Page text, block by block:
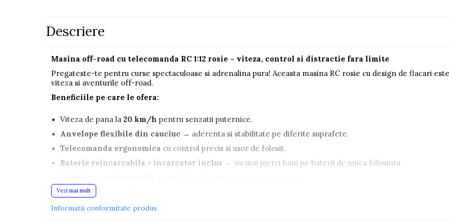
Saltelute si centre de activitati
Set Avioane si submarine
Trenuri cu sine
Vehicule de constructii
Descriere
Masina off-road cu telecomanda RC 1:12 rosie – viteza, control si distractie fara limite
Pregateste-te pentru curse spectaculoase si adrenalina pura! Aceasta masina RC rosie cu design de flacari
viteza si aventurile off-road.
Beneficiile pe care le ofera:
Viteza de pana la 20 km/h pentru senzatii puternice.
Anvelope flexibile din cauciuc → aderenta si stabilitate pe diferite suprafete.
Telecomanda ergonomica cu control precis si usor de folosit.
Baterie reincarcabila + incarcator inclus → nu mai pierzi bani pe baterii de unica folosinta.
👦Povestea unui mic pasionat de masini:
blocului. Prietenii mei au ramas uimiti cat de repede se misca si cat de usor o pot controla. E ca si cum as avea
Vezi mai mult
Informatii conformitate produs